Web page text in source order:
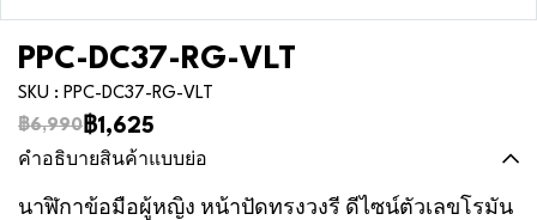
PPC-DC37-RG-VLT
SKU : PPC-DC37-RG-VLT
฿6,990 ฿1,625
คำอธิบายสินค้าแบบย่อ
นาฬิกาข้อมือผู้หญิง หน้าปัดทรงวงรี ดีไซน์ตัวเลขโรมัน